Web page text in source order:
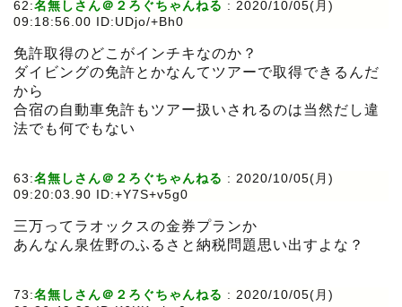
62:名無しさん＠２ろぐちゃんねる : 2020/10/05(月)
09:18:56.00 ID:UDjo/+Bh0
免許取得のどこがインチキなのか？
ダイビングの免許とかなんてツアーで取得できるんだ
から
合宿の自動車免許もツアー扱いされるのは当然だし違
法でも何でもない
63:名無しさん＠２ろぐちゃんねる : 2020/10/05(月)
09:20:03.90 ID:+Y7S+v5g0
三万ってラオックスの金券プランか
あんなん泉佐野のふるさと納税問題思い出すよな？
73:名無しさん＠２ろぐちゃんねる : 2020/10/05(月)